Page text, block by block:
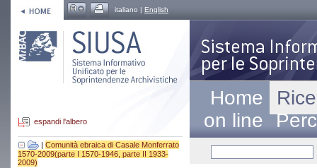
italiano | English
espandi l'albero
| Comunità ebraica di Casale Monferrato
1570-2009(parte I 1570-1946, parte II 1933-
2009)
Home
on line